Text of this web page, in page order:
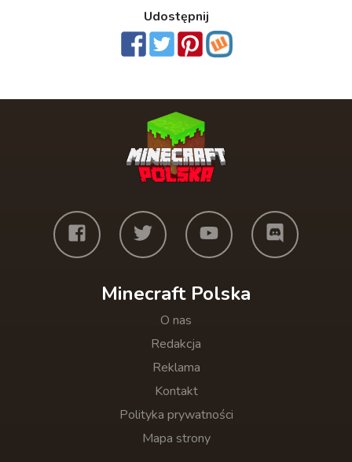
Udostępnij
Minecraft Polska
O nas
Redakcja
Reklama
Kontakt
Polityka prywatności
Mapa strony